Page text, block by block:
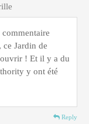
ce Jardin de
! Et il y a du
y ont été
Reply